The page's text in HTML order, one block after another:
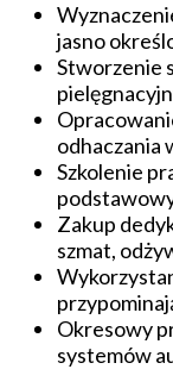
jasno
Stworzenie
odhaczania
Szkolenie
Zakup
szmat,
Okresowy
systemów